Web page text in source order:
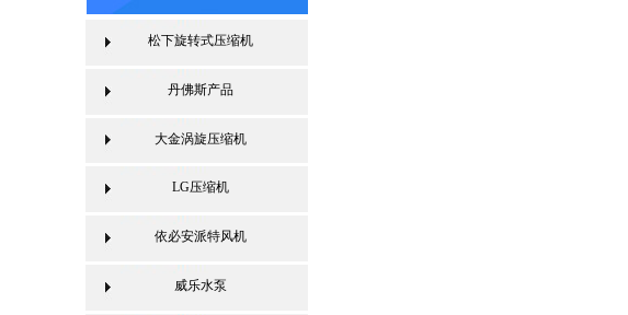
松下旋转式压缩机
丹佛斯产品
大金涡旋压缩机
LG压缩机
依必安派特风机
威乐水泵